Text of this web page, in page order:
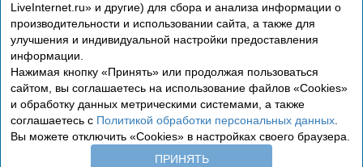
Консультационные услуги и руководство:
+7 (495) 772-01-83, institut@roszakupki.ru
Сертификация
Политика обработки персональных данных
LiveInternet.ru» и другие) для сбора и анализа информации о
производительности и использовании сайта, а также для
улучшения и индивидуальной настройки предоставления
информации.
Нажимая кнопку «Принять» или продолжая пользоваться
сайтом, вы соглашаетесь на использование файлов «Cookies»
и обработку данных метрическими системами, а также
соглашаетесь с Политикой обработки персональных данных
Вы можете отключить «Cookies» в настройках своего браузера.
ПРИНЯТЬ